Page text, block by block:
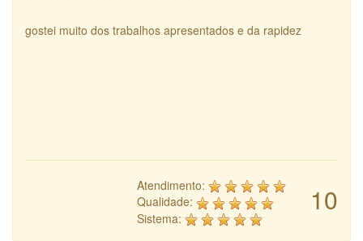
gostei muito dos trabalhos apresentados e da rapidez
10
Atendimento:
Qualidade:
Sistema: